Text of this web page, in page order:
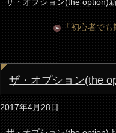
「初心者でも
ザ・オプション(the
2017年4月28日